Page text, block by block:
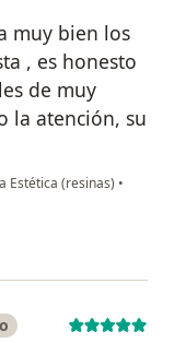
muy bien los
, es honesto
de muy
la atención, su
Estética (resinas) •